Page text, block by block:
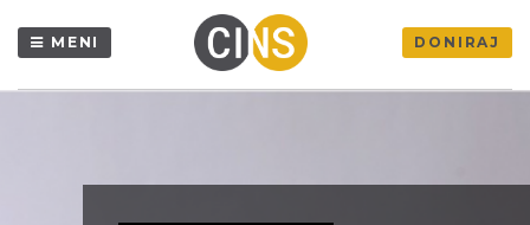
MENI DONIRAJ